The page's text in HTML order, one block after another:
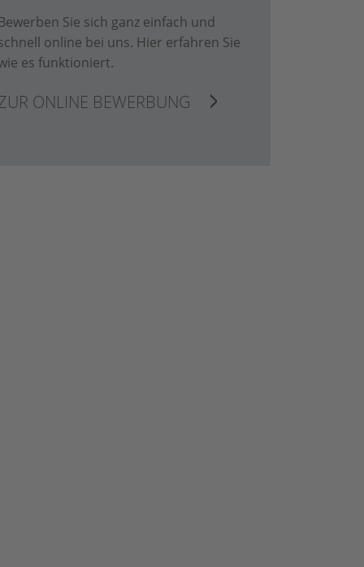
Sie sich ganz einfach und
online bei uns. Hier erfahren Sie
es funktioniert.
ONLINE BEWERBUNG